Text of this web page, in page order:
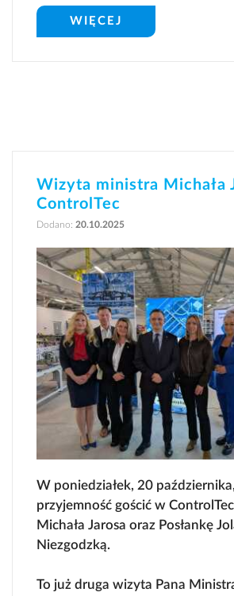
WIĘCEJ
Wizyta ministra Michała
ControlTec
Dodano: 20.10.2025
W poniedziałek, 20
przyjemność gościć w
Michała Jarosa oraz Posłankę
Niezgodzką.
To już druga wizyta Pana